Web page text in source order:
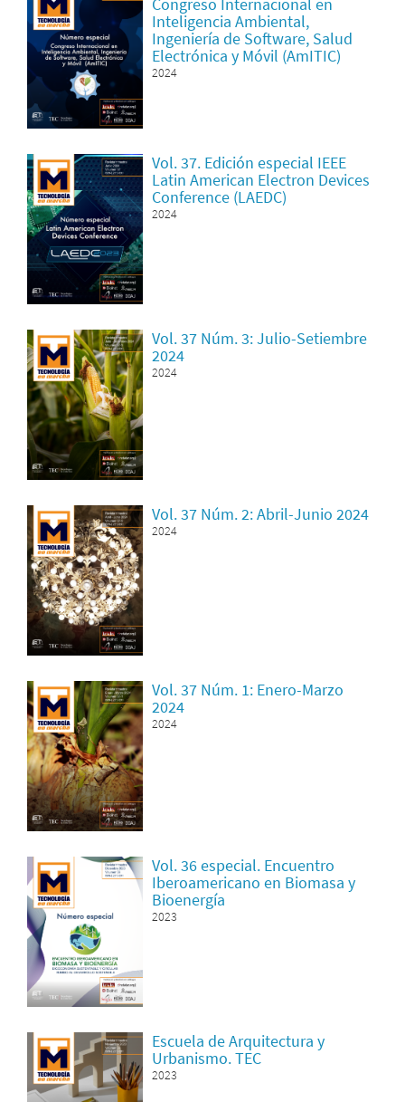
Inteligencia Ambiental,
Ingeniería de Software, Salud
Electrónica y Móvil (AmITIC)
2024
Vol. 37. Edición especial IEEE
Latin American Electron Devices
Conference (LAEDC)
2024
Vol. 37 Núm. 3: Julio-Setiembre
2024
2024
Vol. 37 Núm. 2: Abril-Junio 2024
2024
Vol. 37 Núm. 1: Enero-Marzo
2024
2024
Vol. 36 especial. Encuentro
Iberoamericano en Biomasa y
Bioenergía
2023
Escuela de Arquitectura y
Urbanismo. TEC
2023